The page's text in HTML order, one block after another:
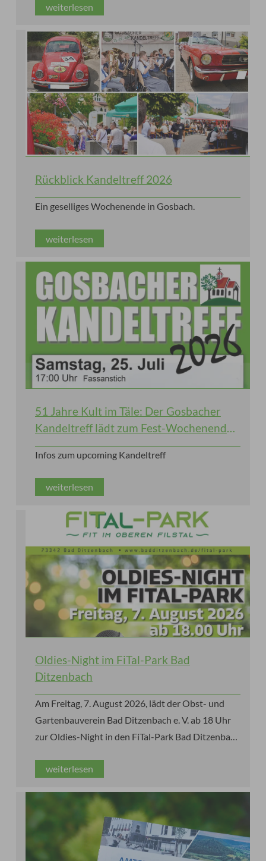
weiterlesen
Rückblick Kandeltreff 2026
Ein geselliges Wochenende in Gosbach.
weiterlesen
51 Jahre Kult im Täle: Der Gosbacher
Kandeltreff lädt zum Fest-Wochenende
ein!
Infos zum upcoming Kandeltreff
weiterlesen
Oldies-Night im FiTal-Park Bad
Ditzenbach
Am Freitag, 7. August 2026, lädt der Obst- und
Gartenbauverein Bad Ditzenbach e. V. ab 18 Uhr
zur Oldies-Night in den FiTal-Park Bad Ditzenbach
Sommerabend mit den größten Hits der 60er-,
„Pink Panther“ und einem Special Guest sowie
leckeren Speisen und kühlen Getränken.
weiterlesen